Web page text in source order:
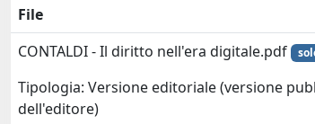
File
CONTALDI - Il diritto nell'era digitale.pdf
Tipologia: Versione editoriale (versione
dell'editore)